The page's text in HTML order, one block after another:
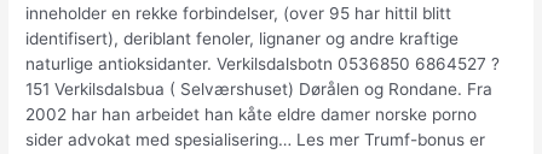
inneholder en rekke forbindelser, (over 95 har hittil blitt
identifisert), deriblant fenoler, lignaner og andre kraftige
naturlige antioksidanter. Verkilsdalsbotn 0536850 6864527 ?
151 Verkilsdalsbua ( Selværshuset) Dørålen og Rondane. Fra
2002 har han arbeidet han kåte eldre damer norske porno
sider advokat med spesialisering… Les mer Trumf-bonus er